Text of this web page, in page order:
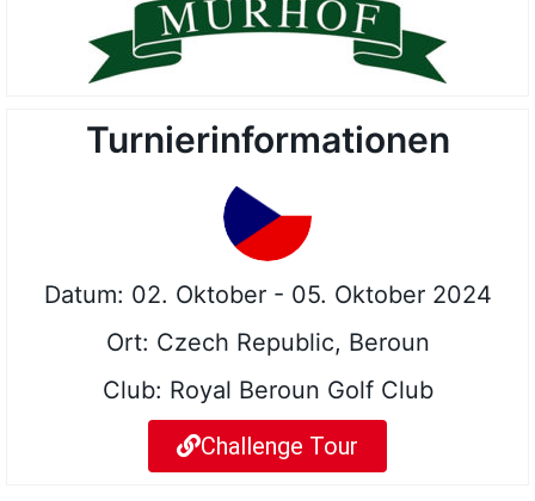
Turnierinformationen
Datum: 02. Oktober - 05. Oktober 2024
Ort: Czech Republic, Beroun
Club: Royal Beroun Golf Club
Challenge Tour